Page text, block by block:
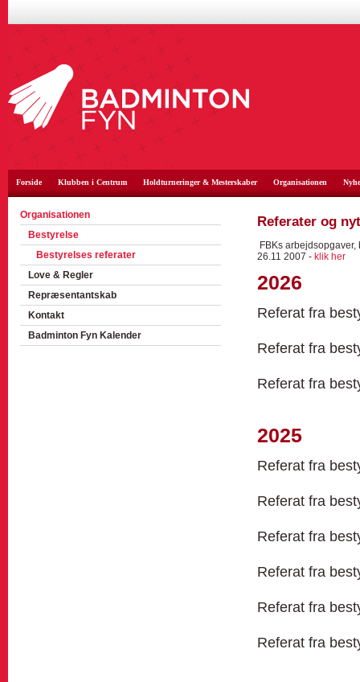
Forside Klubben i Centrum Holdturneringer & Mesterskaber Organisationen
Organisationen
Bestyrelse
Bestyrelses referater
Love & Regler
Repræsentantskab
Kontakt
Badminton Fyn Kalender
Referater og
FBKs
26.11 2007 - klik her
2026
Referat fra
Referat fra
Referat fra
2025
Referat fra
Referat fra
Referat fra
Referat fra
Referat fra
Referat fra